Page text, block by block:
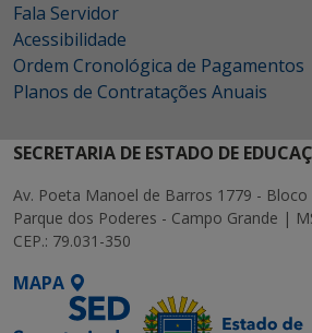
Fala Servidor
Acessibilidade
Ordem Cronológica de Pagamentos
Planos de Contratações Anuais
SECRETARIA DE ESTADO DE
Av. Poeta Manoel de Barros 1779 - Bloco
Parque dos Poderes - Campo Grande |
CEP.: 79.031-350
MAPA